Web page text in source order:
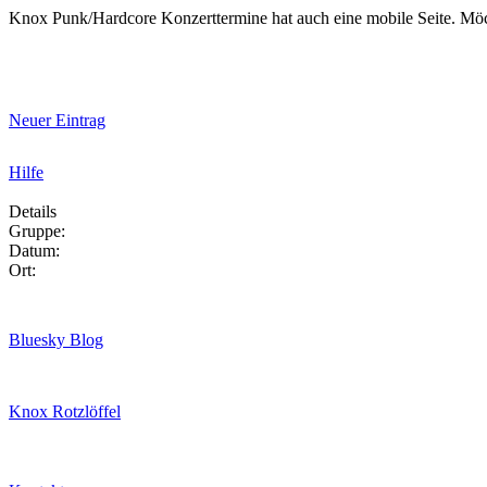
Knox Punk/Hardcore Konzerttermine hat auch eine mobile Seite.
Neuer Eintrag
Hilfe
Details
Gruppe:
Datum:
Ort:
Bluesky Blog
Knox Rotzlöffel